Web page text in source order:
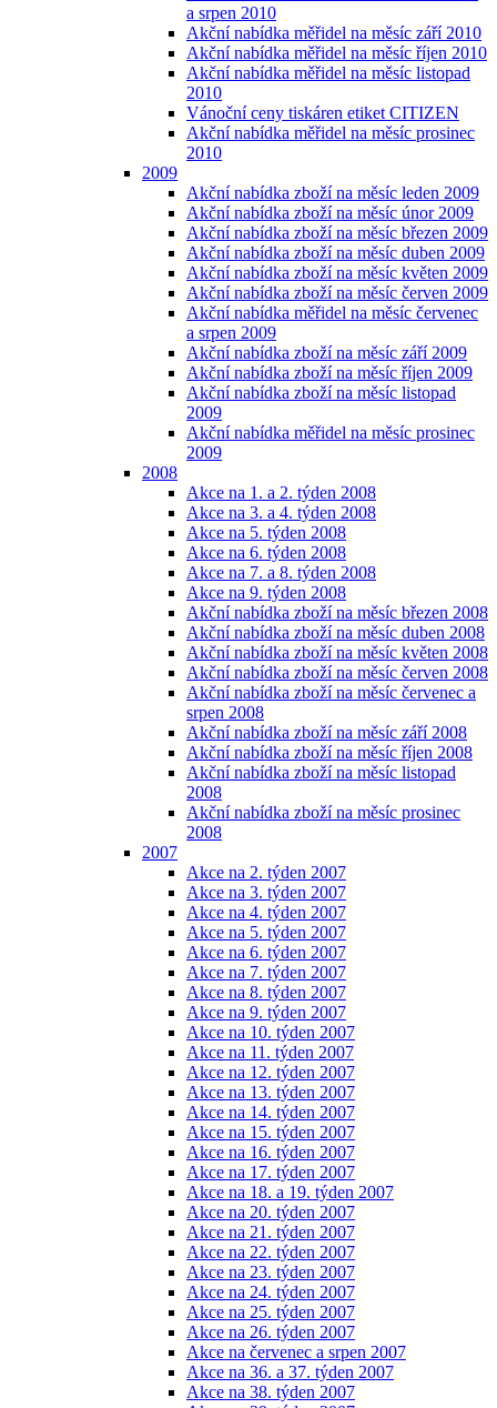
a srpen 2010
Akční nabídka měřidel na měsíc září 2010
Akční nabídka měřidel na měsíc říjen 2010
Akční nabídka měřidel na měsíc listopad
2010
Vánoční ceny tiskáren etiket CITIZEN
Akční nabídka měřidel na měsíc prosinec
2010
2009
Akční nabídka zboží na měsíc leden 2009
Akční nabídka zboží na měsíc únor 2009
Akční nabídka zboží na měsíc březen 2009
Akční nabídka zboží na měsíc duben 2009
Akční nabídka zboží na měsíc květen 2009
Akční nabídka zboží na měsíc červen 2009
Akční nabídka měřidel na měsíc červenec
a srpen 2009
Akční nabídka zboží na měsíc září 2009
Akční nabídka zboží na měsíc říjen 2009
Akční nabídka zboží na měsíc listopad
2009
Akční nabídka měřidel na měsíc prosinec
2009
2008
Akce na 1. a 2. týden 2008
Akce na 3. a 4. týden 2008
Akce na 5. týden 2008
Akce na 6. týden 2008
Akce na 7. a 8. týden 2008
Akce na 9. týden 2008
Akční nabídka zboží na měsíc březen 2008
Akční nabídka zboží na měsíc duben 2008
Akční nabídka zboží na měsíc květen 2008
Akční nabídka zboží na měsíc červen 2008
Akční nabídka zboží na měsíc červenec a
srpen 2008
Akční nabídka zboží na měsíc září 2008
Akční nabídka zboží na měsíc říjen 2008
Akční nabídka zboží na měsíc listopad
2008
Akční nabídka zboží na měsíc prosinec
2008
2007
Akce na 2. týden 2007
Akce na 3. týden 2007
Akce na 4. týden 2007
Akce na 5. týden 2007
Akce na 6. týden 2007
Akce na 7. týden 2007
Akce na 8. týden 2007
Akce na 9. týden 2007
Akce na 10. týden 2007
Akce na 11. týden 2007
Akce na 12. týden 2007
Akce na 13. týden 2007
Akce na 14. týden 2007
Akce na 15. týden 2007
Akce na 16. týden 2007
Akce na 17. týden 2007
Akce na 18. a 19. týden 2007
Akce na 20. týden 2007
Akce na 21. týden 2007
Akce na 22. týden 2007
Akce na 23. týden 2007
Akce na 24. týden 2007
Akce na 25. týden 2007
Akce na 26. týden 2007
Akce na červenec a srpen 2007
Akce na 36. a 37. týden 2007
Akce na 38. týden 2007